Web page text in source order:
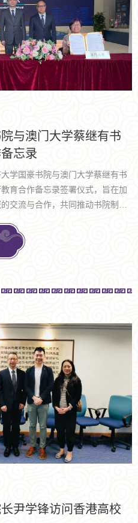
与澳门大学蔡继有书
忘录
学国豪书院与澳门大学蔡继有书
育合作备忘录签署仪式，旨在加
交流与合作，共同推动书院制教
尹学锋访问香港高校